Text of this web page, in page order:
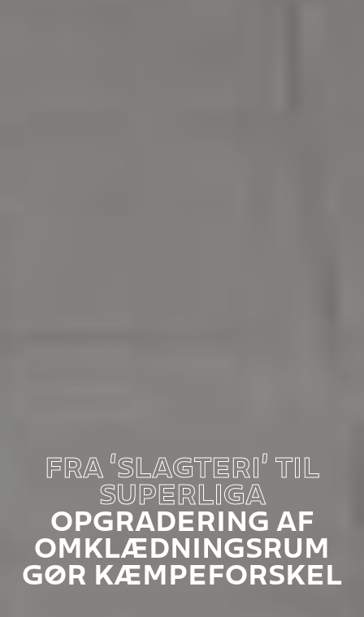
FRA ‘SLAGTERI’ TIL
SUPERLIGA
OPGRADERING AF
OMKLÆDNINGSRUM
GØR KÆMPEFORSKEL